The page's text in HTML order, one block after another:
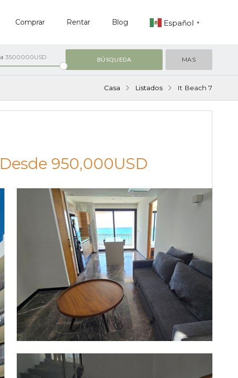
Comprar Rentar Blog Español ▼
a 3500000USD MAS
Casa Listados It Beach 7
Desde 950,000USD